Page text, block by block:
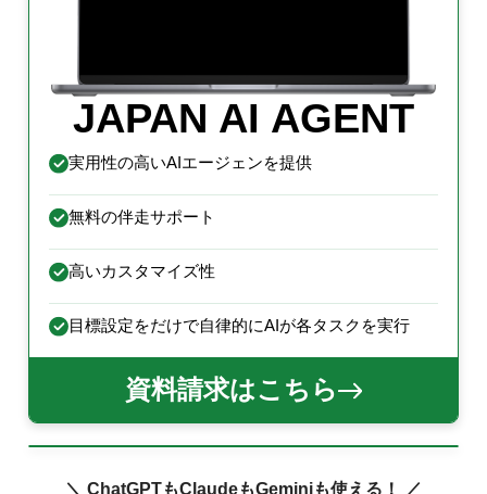
JAPAN AI AGENT
実用性の高いAIエージェンを提供
無料の伴走サポート
高いカスタマイズ性
目標設定をだけで自律的にAIが各タスクを実行
資料請求はこちら
＼ ChatGPTもClaudeもGeminiも使える！ ／